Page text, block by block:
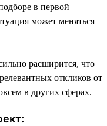
в первой
может меняться
расширится, что
откликов от
в других сферах.